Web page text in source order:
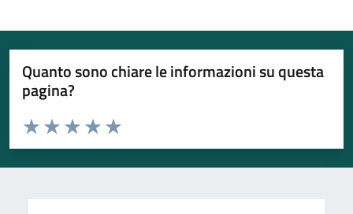
Quanto sono chiare le informazioni su questa
pagina?
Valuta da 1 a 5 stelle la pagina
Valuta 5 stelle su 5
Valuta 4 stelle su 5
Valuta 3 stelle su 5
Valuta 2 stelle su 5
Valuta 1 stelle su 5